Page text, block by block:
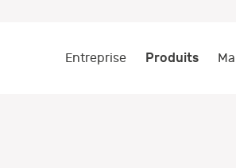
Entreprise Produits